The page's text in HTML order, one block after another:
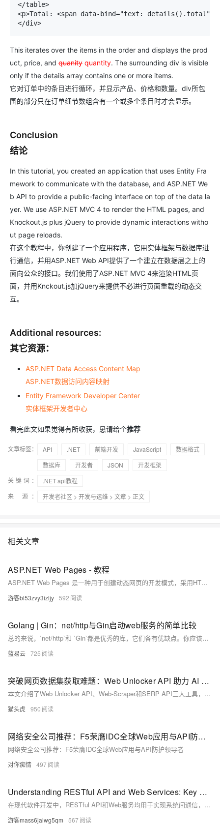
</table>
<p>Total: <span data-bind="text:
</div>
This iterates over the items in the order and displays the prod
uct, price, and quanity quantity. The surrounding div is visible
only if the details array contains one or more items.
它对订单中的条目进行循环，并显示产品、价格和数量。div所包
围的部分只在订单细节数组含有一个或多个条目时才会显示。
Conclusion
结论
In this tutorial, you created an application that uses Entity Fra
mework to communicate with the database, and ASP.NET We
b API to provide a public-facing interface on top of the data la
yer. We use ASP.NET MVC 4 to render the HTML pages, and
Knockout.js plus jQuery to provide dynamic interactions witho
ut page reloads.
在这个教程中，你创建了一个应用程序，它用实体框架与数据库进
行通信，并用ASP.NET Web API提供了一个建立在数据层之上的
面向公众的接口。我们使用了ASP.NET MVC 4来渲染HTML页
面，并用Knckout.js加jQuery来提供不必进行页面重载的动态交
互。
Additional resources:
其它资源：
ASP.NET Data Access Content Map
ASP.NET数据访问内容映射
Entity Framework Developer Center
实体框架开发者中心
看完此文如果觉得有所收获，恳请给个推荐
文章标签： API .NET 前端开发 JavaScript
数据格式
数据库
开发者 JSON
开发框架
关键词：
.NET api教程
来 源：
开发者社区 > 开发与运维 > 文章 > 正文
相关文章
ASP.NET Web Pages - 教程
ASP.NET Web Pages 是一种用于创建动态网页的开发模式，采用HTML、CSS、JavaScript 和服务器脚本。本教程聚焦于Web Pages，介绍如何使用Razor语法结合服务器端代码与前端技术，以及利用WebMatrix工具进行开发。适合初学者入门ASP.NET。
游客bl53zvy3izljy 592
Golang | Gin：net/http与Gin启动web服务的简单比较
总的来说，`net/http`和 `Gin`都是优秀的库，它们各有优缺点。你应该根据你的需求和经验来选择最适合你的工具。希望这个比较可以帮助你做出决策。
蓝易云 725
突破网页数据集获取难题：Web Unlocker API 助力 AI 训练与微调数据集全方位解决方案
本文介绍了Web Unlocker API、Web-Scraper和SERP API三大工具，助力解决AI训练与微调数据集获取难题。Web Unlocker API通过智能代理和CAPTCHA绕过技术，高效解锁高防护网站数据；Web-Scraper支持动态内容加载，精准抓取复杂网页信息；SERP API专注搜索引擎结果页数据抓取，适用于SEO分析与市场研究。这些工具大幅降低数据获取成本，提供合规保障，特别适合中小企业使用。粉丝专属体验入口提供2刀额度，助您轻松上手！
猫头虎 950
网络安全公司推荐：F5荣膺IDC全球Web应用与API防护领导者
网络安全公司推荐：F5荣膺IDC全球Web应用与API防护领导者
对你痴情 497
Understanding RESTful API and Web Services: Key Differences and Use Cases
在现代软件开发中，RESTful API和Web服务均用于实现系统间通信，但各有特点。RESTful API遵循REST原则，主要使用HTTP/HTTPS协议，数据格式多为JSON或XML，适用于无状态通信；而Web服务包括SOAP和REST，常用于基于网络的API，采用标准化方法如WSDL或OpenAPI。理解两者区别有助于选择适合应用需求的解决方案，构建高效、可扩展的应用程序。
游客mass6jalwg5qm 567